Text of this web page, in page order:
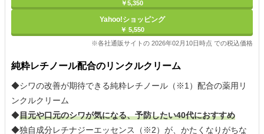
￥5,350
Yahoo!ショッピング
￥ 5,550
※各社通販サイトの 2026年02月10日時点 での税込価格
純粋レチノール配合のリンクルクリーム
◆シワの改善が期待できる純粋レチノール（※1）配合の薬用リ
ンクルクリーム
◆目元や口元のシワが気になる、予防したい40代におすすめ
◆独自成分レチナジーエッセンス（※2）が、かたくなりがちな